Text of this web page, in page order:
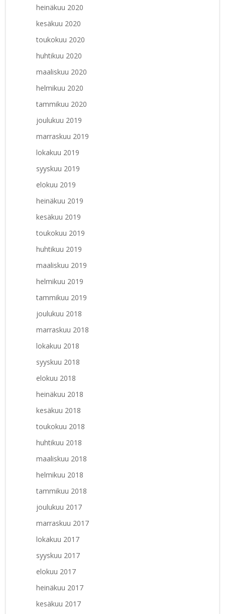
heinäkuu 2020
kesäkuu 2020
toukokuu 2020
huhtikuu 2020
maaliskuu 2020
helmikuu 2020
tammikuu 2020
joulukuu 2019
marraskuu 2019
lokakuu 2019
syyskuu 2019
elokuu 2019
heinäkuu 2019
kesäkuu 2019
toukokuu 2019
huhtikuu 2019
maaliskuu 2019
helmikuu 2019
tammikuu 2019
joulukuu 2018
marraskuu 2018
lokakuu 2018
syyskuu 2018
elokuu 2018
heinäkuu 2018
kesäkuu 2018
toukokuu 2018
huhtikuu 2018
maaliskuu 2018
helmikuu 2018
tammikuu 2018
joulukuu 2017
marraskuu 2017
lokakuu 2017
syyskuu 2017
elokuu 2017
heinäkuu 2017
kesäkuu 2017